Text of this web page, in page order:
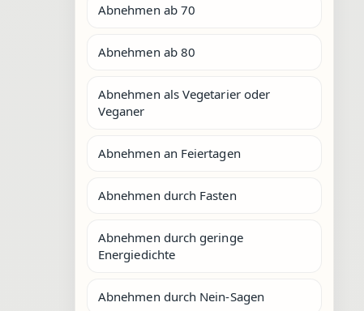
Abnehmen ab 70
Abnehmen ab 80
Abnehmen als Vegetarier oder
Veganer
Abnehmen an Feiertagen
Abnehmen durch Fasten
Abnehmen durch geringe
Energiedichte
Abnehmen durch Nein-Sagen